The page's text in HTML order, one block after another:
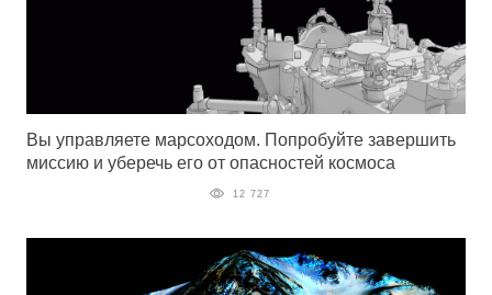
Вы управляете марсоходом. Попробуйте завершить
миссию и уберечь его от опасностей космоса
12 727